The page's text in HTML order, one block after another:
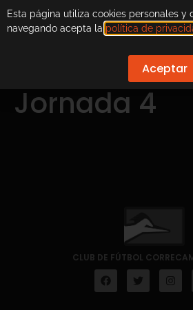
Jornada 4
CLUB DE FÚTBOL
Esta página utiliza cookies personales y
navegando acepta la política de
Aceptar